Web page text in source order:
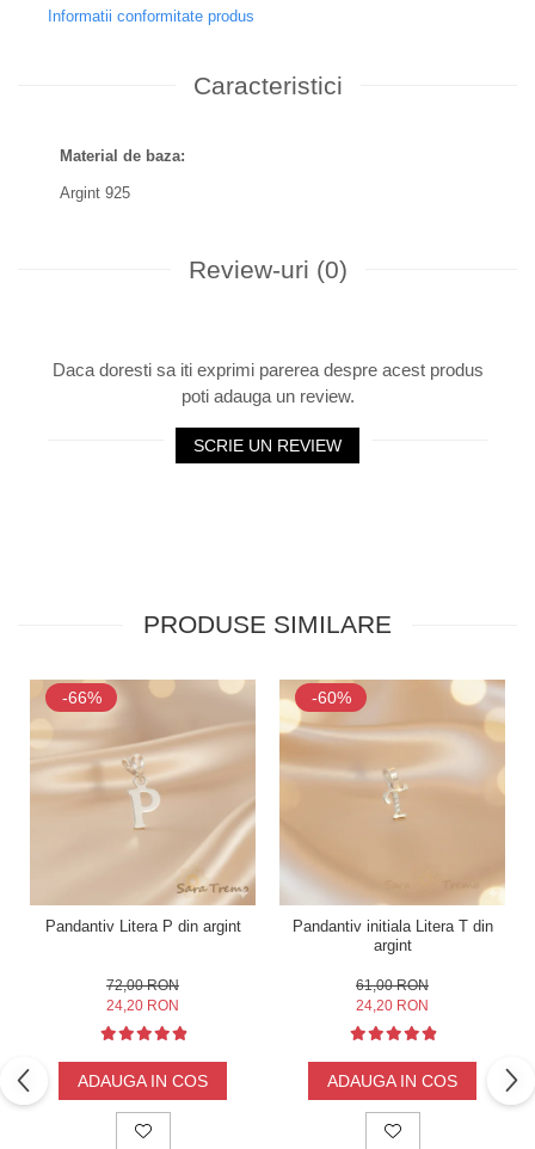
Informatii conformitate produs
Caracteristici
Material de baza:
Argint 925
Review-uri (0)
Daca doresti sa iti exprimi parerea despre acest produs
poti adauga un review.
SCRIE UN REVIEW
PRODUSE SIMILARE
-66%
Pandantiv Litera P din argint
72,00 RON
24,20 RON
ADAUGA IN COS
-60%
Pandantiv initiala Litera T din
argint
61,00 RON
24,20 RON
ADAUGA IN COS